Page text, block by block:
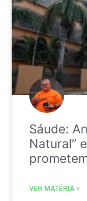
Sáude:
Natural”
VER MATÉRIA »